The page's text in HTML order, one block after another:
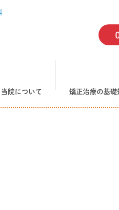
当院について 矯正治療の基礎